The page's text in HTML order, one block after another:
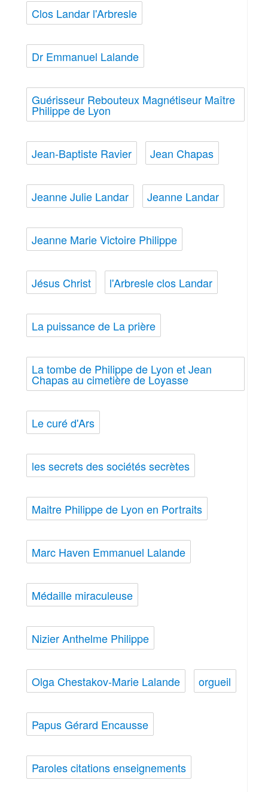
Clos Landar l'Arbresle
Dr Emmanuel Lalande
Guérisseur Rebouteux Magnétiseur Maître
Philippe de Lyon
Jean-Baptiste Ravier Jean Chapas
Jeanne Julie Landar Jeanne Landar
Jeanne Marie Victoire Philippe
Jésus Christ l'Arbresle clos Landar
La puissance de La prière
La tombe de Philippe de Lyon et Jean
Chapas au cimetière de Loyasse
Le curé d'Ars
les secrets des sociétés secrètes
Maitre Philippe de Lyon en Portraits
Marc Haven Emmanuel Lalande
Médaille miraculeuse
Nizier Anthelme Philippe
Olga Chestakov-Marie Lalande orgueil
Papus Gérard Encausse
Paroles citations enseignements